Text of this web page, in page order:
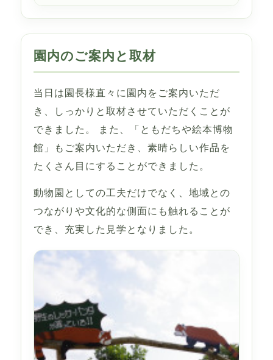
園内のご案内と取材
当日は園長様直々に園内をご案内いただ
き、しっかりと取材させていただくことが
できました。 また、「ともだちや絵本博物
館」もご案内いただき、素晴らしい作品を
たくさん目にすることができました。
動物園としての工夫だけでなく、地域との
つながりや文化的な側面にも触れることが
でき、充実した見学となりました。